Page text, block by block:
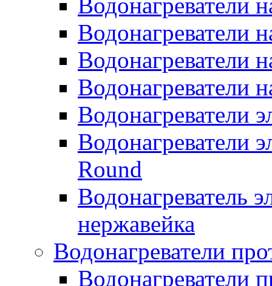
Водонагреватели
Водонагреватели
Водонагреватели
Водонагреватели
Водонагреватели
Round
Водонагреватель
нержавейка
Водонагреватели
Водонагреватели